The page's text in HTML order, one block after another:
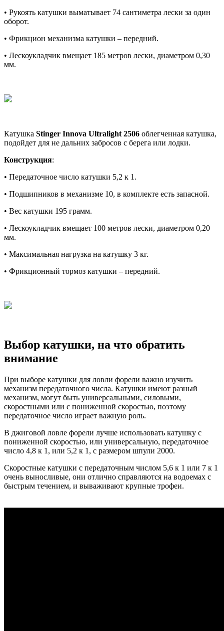
• Рукоять катушки выматывает 74 сантиметра лески за один
оборот.
• Фрикцион механизма катушки – передний.
• Лескоукладчик вмещает 185 метров лески, диаметром 0,30
мм.
Катушка Stinger Innova Ultralight 2506 облегченная катушка,
подойдет для не дальних забросов с берега или лодки.
Конструкция:
• Передаточное число катушки 5,2 к 1.
• Подшипников в механизме 10, в комплекте есть запасной.
• Вес катушки 195 грамм.
• Лескоукладчик вмещает 100 метров лески, диаметром 0,20
мм.
• Максимальная нагрузка на катушку 3 кг.
• Фрикционный тормоз катушки – передний.
Выбор катушки, на что обратить
внимание
При выборе катушки для ловли форели важно изучить
механизм передаточного числа. Катушки имеют разный
механизм, могут быть универсальными, силовыми,
скоростными или с пониженной скоростью, поэтому
передаточное число играет важную роль.
В джиговой ловле форели лучше использовать катушку с
пониженной скоростью, или универсальную, передаточное
число 4,8 к 1, или 5,2 к 1, с размером шпули 2000.
Скоростные катушки с передаточным числом 5,6 к 1 или 7 к 1
очень выносливые, они отлично справляются на водоемах с
быстрым течением, и вываживают крупные трофеи.